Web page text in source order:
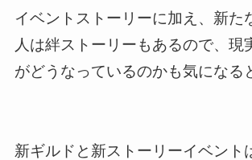
イベントストーリーに加え、新た
人は絆ストーリーもあるので、現
がどうなっているのかも気になる
新ギルドと新ストーリーイベント